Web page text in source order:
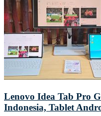
Lenovo Idea Tab Pro
Indonesia, Tablet